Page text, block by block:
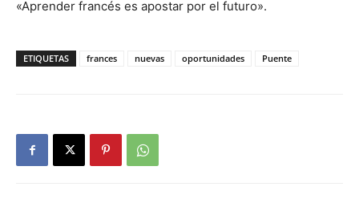
«Aprender francés es apostar por el futuro».
ETIQUETAS frances nuevas oportunidades Puente